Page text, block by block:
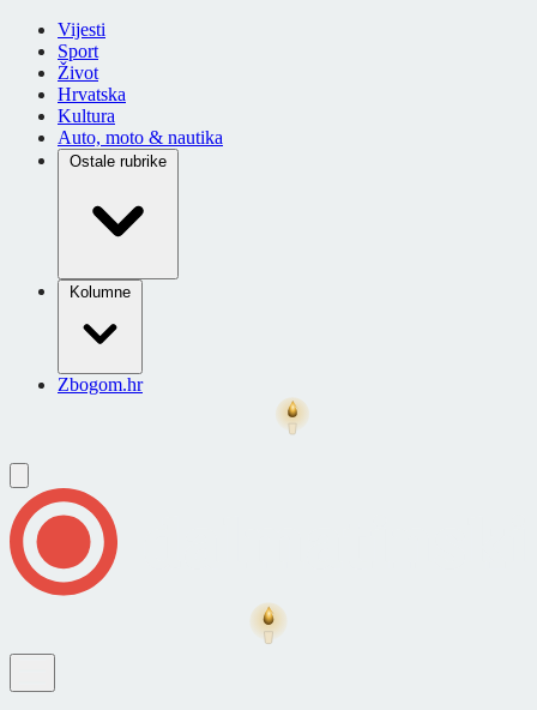
Vijesti
Sport
Život
Hrvatska
Kultura
Auto, moto & nautika
Ostale rubrike
Kolumne
Zbogom.hr